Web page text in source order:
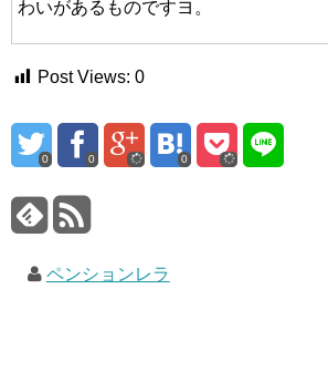
わいがあるものですヨ。
Post Views: 0
0 0 0
ペンションレラ